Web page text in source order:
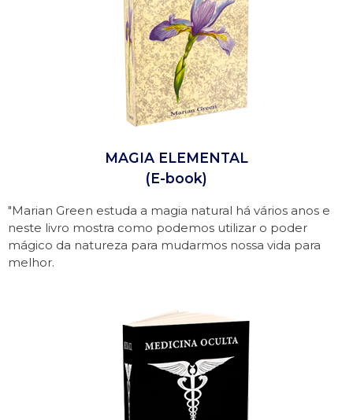
MAGIA ELEMENTAL
(E-book)
"Marian Green estuda a magia natural há vários anos e
neste livro mostra como podemos utilizar o poder
mágico da natureza para mudarmos nossa vida para
melhor.